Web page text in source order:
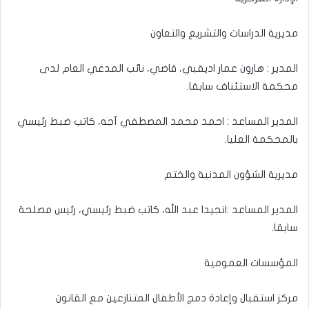
مديرية الدراسات والتشريع والتعاون
المدير : هارون عمار اديقبي، قاضي، نائب المدعي العام لدى
محكمة الاستئناف سابقا.
المدير المساعد : احمد محمد المصطفي آجه، كاتب ضبط رئيسي
بالمحكمة العليا.
مديرية الشؤون المدنية والختم
المدير المساعد :انجيدا عبد الله، كاتب ضبط رئيسي، رئيس مصلحة
سابقا.
المؤسسات العمومية
مركز استقبال وإعادة دمج الأطفال المتنازعين مع القانون